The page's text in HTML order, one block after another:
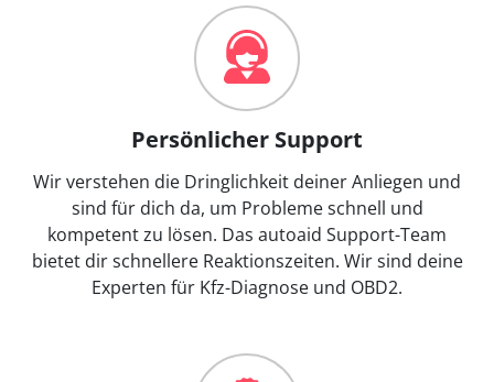
Persönlicher Support
Wir verstehen die Dringlichkeit deiner Anliegen und
sind für dich da, um Probleme schnell und
kompetent zu lösen. Das autoaid Support-Team
bietet dir schnellere Reaktionszeiten. Wir sind deine
Experten für Kfz-Diagnose und OBD2.